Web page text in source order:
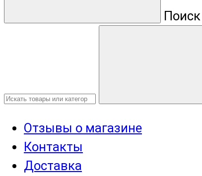
Поиск
Отзывы о магазине
Контакты
Доставка